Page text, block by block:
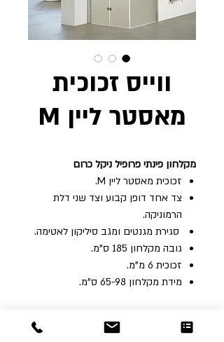
ווייס זכוכית
מאסטר ליין M
מקלחון‭ ‬פינתי‭ ‬פרופיל‭ ‬ניקל‭ ‬כרום
זכוכית‭ ‬מאסטר‭ ‬ליין ‭ ‬.M
‬הרמוניקה‭.‬
גובה‭ ‬מקלחון‭ ‬185‭ ‬ס"מ‭. ‬
זכוכית‭ ‬6‭ ‬מ"מ.‭
מידת‭ ‬מקלחון‭ ‬65-98‭ ‬ס"מ‭.‬